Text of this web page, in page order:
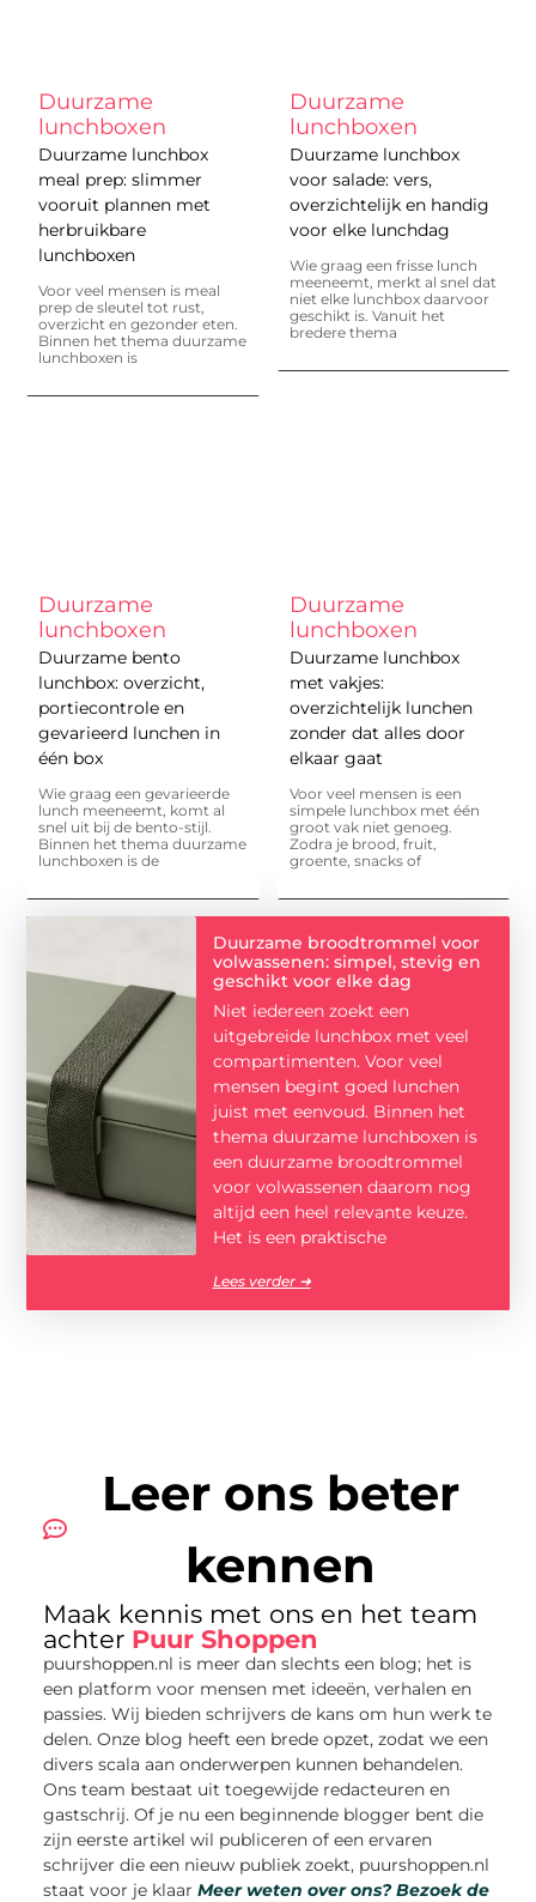
Duurzame
lunchboxen
Duurzame lunchbox
meal prep: slimmer
vooruit plannen met
herbruikbare
lunchboxen
Voor veel mensen is meal
prep de sleutel tot rust,
overzicht en gezonder eten.
Binnen het thema duurzame
lunchboxen is
Duurzame
lunchboxen
Duurzame lunchbox
voor salade: vers,
overzichtelijk en handig
voor elke lunchdag
Wie graag een frisse lunch
meeneemt, merkt al snel dat
niet elke lunchbox daarvoor
geschikt is. Vanuit het
bredere thema
Duurzame
lunchboxen
Duurzame bento
lunchbox: overzicht,
portiecontrole en
gevarieerd lunchen in
één box
Wie graag een gevarieerde
lunch meeneemt, komt al
snel uit bij de bento-stijl.
Binnen het thema duurzame
lunchboxen is de
Duurzame
lunchboxen
Duurzame lunchbox
met vakjes:
overzichtelijk lunchen
zonder dat alles door
elkaar gaat
Voor veel mensen is een
simpele lunchbox met één
groot vak niet genoeg.
Zodra je brood, fruit,
groente, snacks of
Duurzame broodtrommel voor
volwassenen: simpel, stevig en
geschikt voor elke dag
Niet iedereen zoekt een
uitgebreide lunchbox met veel
compartimenten. Voor veel
mensen begint goed lunchen
juist met eenvoud. Binnen het
thema duurzame lunchboxen is
een duurzame broodtrommel
voor volwassenen daarom nog
altijd een heel relevante keuze.
Het is een praktische
Lees verder ➜
Leer ons beter
kennen
Maak kennis met ons en het team
achter Puur Shoppen
puurshoppen.nl is meer dan slechts een blog; het is
een platform voor mensen met ideeën, verhalen en
passies. Wij bieden schrijvers de kans om hun werk te
delen. Onze blog heeft een brede opzet, zodat we een
divers scala aan onderwerpen kunnen behandelen.
Ons team bestaat uit toegewijde redacteuren en
gastschrij. Of je nu een beginnende blogger bent die
zijn eerste artikel wil publiceren of een ervaren
schrijver die een nieuw publiek zoekt, puurshoppen.nl
staat voor je klaar Meer weten over ons?Bezoek de